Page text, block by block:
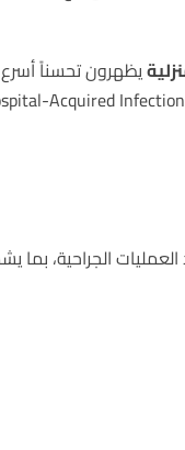
يظهرون تحسناً أسرع
الجراحية، بما